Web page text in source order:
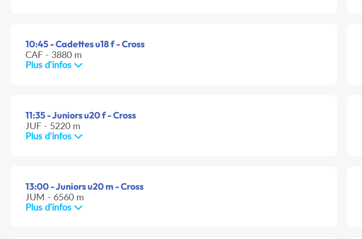
10:45 - Cadettes u18 f - Cross
CAF - 3880 m
Plus d'infos
11:35 - Juniors u20 f - Cross
JUF - 5220 m
Plus d'infos
13:00 - Juniors u20 m - Cross
JUM - 6560 m
Plus d'infos